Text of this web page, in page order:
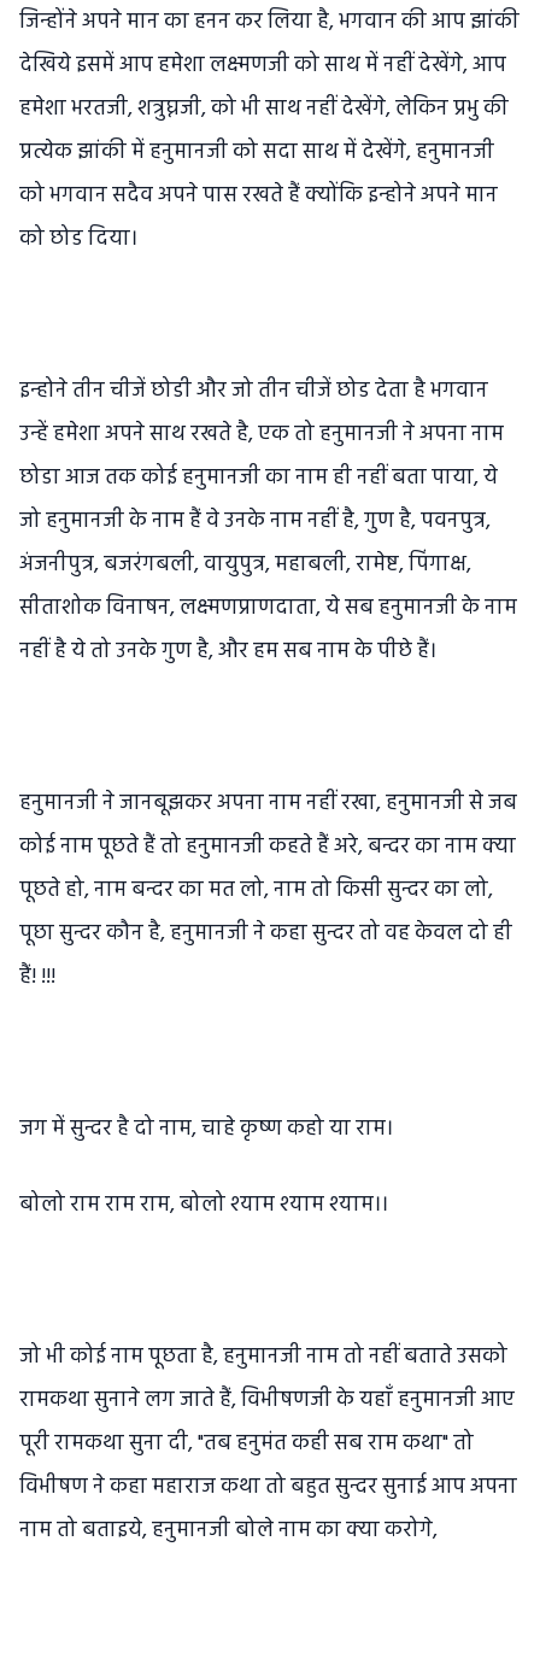
जिन्होंने अपने मान का हनन कर लिया है, भगवान की आप झांकी
देखिये इसमें आप हमेशा लक्ष्मणजी को साथ में नहीं देखेंगे, आप
हमेशा भरतजी, शत्रुघ्नजी, को भी साथ नहीं देखेंगे, लेकिन प्रभु की
प्रत्येक झांकी में हनुमानजी को सदा साथ में देखेंगे, हनुमानजी
को भगवान सदैव अपने पास रखते हैं क्योंकि इन्होने अपने मान
को छोड दिया।
इन्होने तीन चीजें छोडी और जो तीन चीजें छोड देता है भगवान
उन्हें हमेशा अपने साथ रखते है, एक तो हनुमानजी ने अपना नाम
छोडा आज तक कोई हनुमानजी का नाम ही नहीं बता पाया, ये
जो हनुमानजी के नाम हैं वे उनके नाम नहीं है, गुण है, पवनपुत्र,
अंजनीपुत्र, बजरंगबली, वायुपुत्र, महाबली, रामेष्ट, पिंगाक्ष,
सीताशोक विनाषन, लक्ष्मणप्राणदाता, ये सब हनुमानजी के नाम
नहीं है ये तो उनके गुण है, और हम सब नाम के पीछे हैं।
हनुमानजी ने जानबूझकर अपना नाम नहीं रखा, हनुमानजी से जब
कोई नाम पूछते हैं तो हनुमानजी कहते हैं अरे, बन्दर का नाम क्या
पूछते हो, नाम बन्दर का मत लो, नाम तो किसी सुन्दर का लो,
पूछा सुन्दर कौन है, हनुमानजी ने कहा सुन्दर तो वह केवल दो ही
हैं! !!!
जग में सुन्दर है दो नाम, चाहे कृष्ण कहो या राम।
बोलो राम राम राम, बोलो श्याम श्याम श्याम।।
जो भी कोई नाम पूछता है, हनुमानजी नाम तो नहीं बताते उसको
रामकथा सुनाने लग जाते हैं, विभीषणजी के यहाँ हनुमानजी आए
पूरी रामकथा सुना दी, "तब हनुमंत कही सब राम कथा" तो
विभीषण ने कहा महाराज कथा तो बहुत सुन्दर सुनाई आप अपना
नाम तो बताइये, हनुमानजी बोले नाम का क्या करोगे,